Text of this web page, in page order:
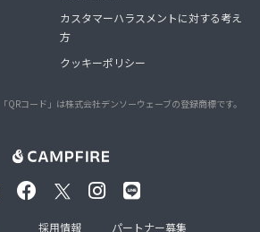
カスタマーハラスメントに対する考え
方
クッキーポリシー
「QRコード」は株式会社デンソーウェーブの登録商標です。
採用情報 パートナー募集